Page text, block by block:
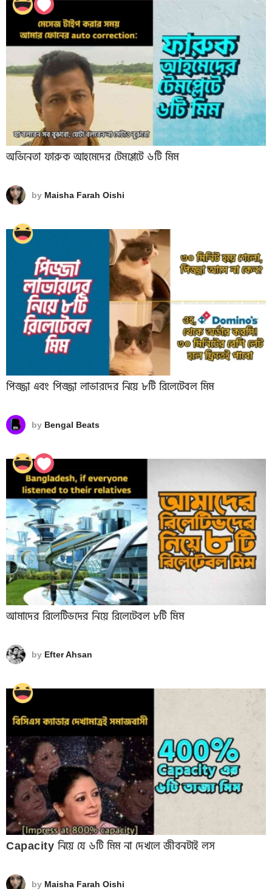
অভিনেতা ফারুক আহমেদের টেমপ্লেটে ৬টি মিম
by Maisha Farah Oishi
পিজ্জা এবং পিজ্জা লাভারদের নিয়ে ৮টি রিলেটেবল মিম
by Bengal Beats
আমাদের রিলেটিভদের নিয়ে রিলেটেবল ৮টি মিম
by Efter Ahsan
Capacity নিয়ে যে ৬টি মিম না দেখলে জীবনটাই লস
by Maisha Farah Oishi